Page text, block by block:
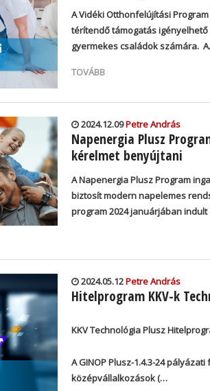
A Vidéki Otthonfelújítási
térítendő támogatás
gyermekes családok számára.
TOVÁBB
2024.12.09Petre András
Napenergia Plusz
kérelmet benyújtani
A Napenergia Plusz Program
biztosít modern napelemes
program 2024 januárjában
2024.05.12Petre András
Hitelprogram KKV-k
KKV Technológia Plusz
A GINOP Plusz-1.4.3-24
középvállalkozások (…